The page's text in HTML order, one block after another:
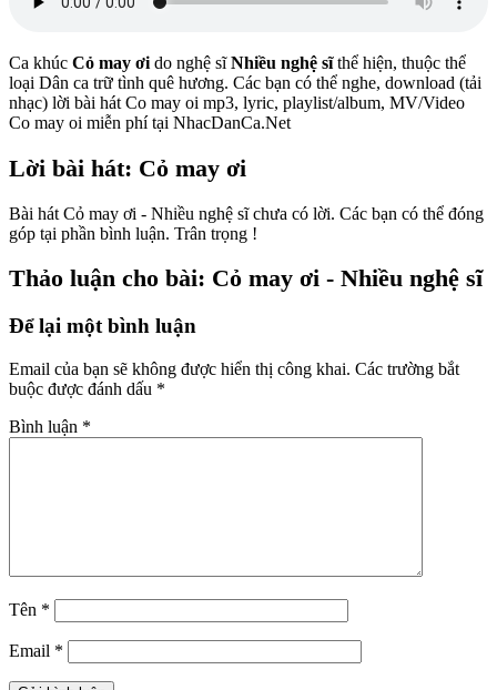
Ca khúc Cỏ may ơido nghệ sĩNhiều nghệ sĩthể hiện, thuộc thể
loại Dân ca trữ tình quê hương. Các bạn có thể nghe, download (tải
nhạc) lời bài hát Co may oi mp3, lyric, playlist/album, MV/Video
Co may oi miễn phí tại NhacDanCa.Net
Lời bài hát: Cỏ may ơi
Bài hát Cỏ may ơi - Nhiều nghệ sĩ chưa có lời. Các bạn có thể đóng
góp tại phần bình luận. Trân trọng !
Thảo luận cho bài: Cỏ may ơi - Nhiều nghệ sĩ
Để lại một bình luận
Email của bạn sẽ không được hiển thị công khai. Các trường bắt
buộc được đánh dấu *
Bình luận *
Tên *
Email *